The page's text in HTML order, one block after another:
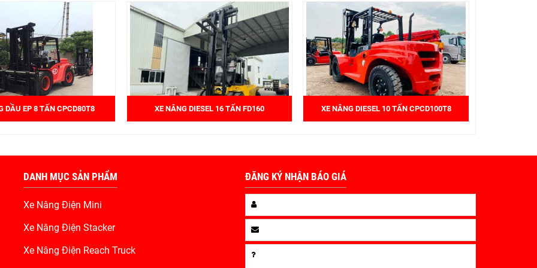
DẦU EP 8 TẤN CPCD80T8 XE NÂNG DIESEL 16 TẤN FD160 XE NÂNG DIESEL 10 TẤN CPCD100T8
DANH MỤC SẢN PHẨM
Xe Nâng Điện Mini
Xe Nâng Điện Stacker
Xe Nâng Điện Reach Truck
ĐĂNG KÝ NHẬN BÁO GIÁ